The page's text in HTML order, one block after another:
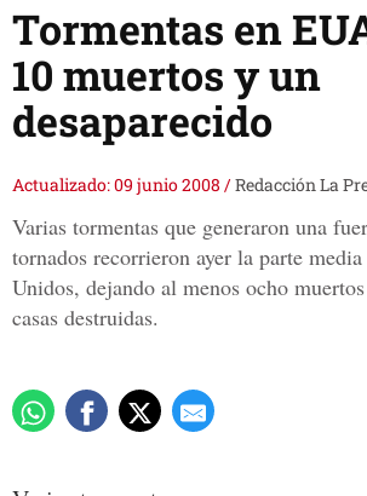
Tormentas en
10 muertos y un
desaparecido
Actualizado: 09 junio 2008 /Redacción La
Varias tormentas que generaron una
tornados recorrieron ayer la parte media
Unidos, dejando al menos ocho
casas destruidas.